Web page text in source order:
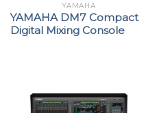
YAMAHA
YAMAHA DM7 Compact
Digital Mixing Console